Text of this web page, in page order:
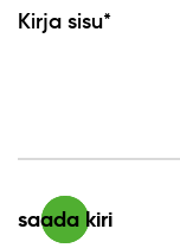
Kirja sisu*